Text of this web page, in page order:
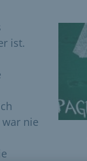
ist.
nie